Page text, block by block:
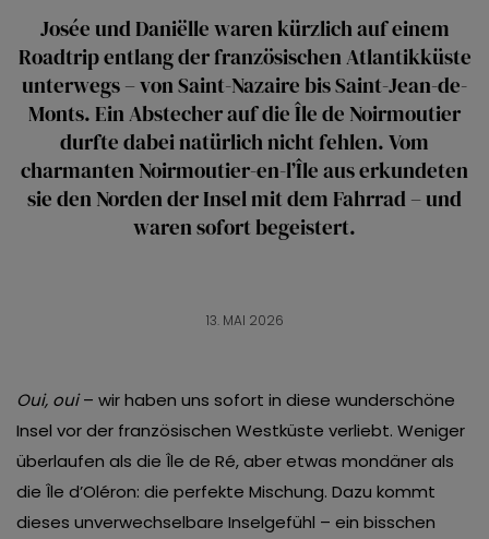
Josée und Daniëlle waren kürzlich auf einem
Roadtrip entlang der französischen Atlantikküste
unterwegs – von Saint-Nazaire bis Saint-Jean-de-
Monts. Ein Abstecher auf die Île de Noirmoutier
durfte dabei natürlich nicht fehlen. Vom
charmanten Noirmoutier-en-l’Île aus erkundeten
sie den Norden der Insel mit dem Fahrrad – und
waren sofort begeistert.
13. MAI 2026
Oui, oui– wir haben uns sofort in diese wunderschöne
Insel vor der französischen Westküste verliebt. Weniger
überlaufen als die Île de Ré, aber etwas mondäner als
die Île d’Oléron: die perfekte Mischung. Dazu kommt
dieses unverwechselbare Inselgefühl – ein bisschen